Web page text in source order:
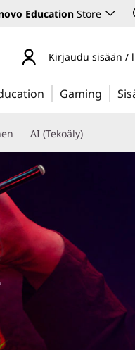
Education Store
Kirjaudu sisään /
Gaming
AI (Tekoäly)